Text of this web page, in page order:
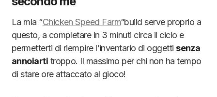
La mia “Chicken Speed Farm“build serve proprio a
questo, a completare in 3 minuti circa il ciclo e
permetterti di riempire l’inventario di oggetti senza
annoiarti troppo. Il massimo per chi non ha tempo
di stare ore attaccato al gioco!